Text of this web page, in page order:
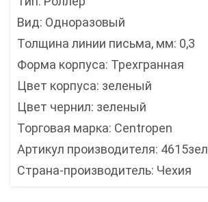
Вид: Одноразовый
Толщина линии письма, мм: 0,3
Форма корпуса: Трехгранная
Цвет корпуса: зеленый
Цвет чернил: зеленый
Торговая марка: Centropen
Артикул производителя: 4615зел
Страна-производитель: Чехия